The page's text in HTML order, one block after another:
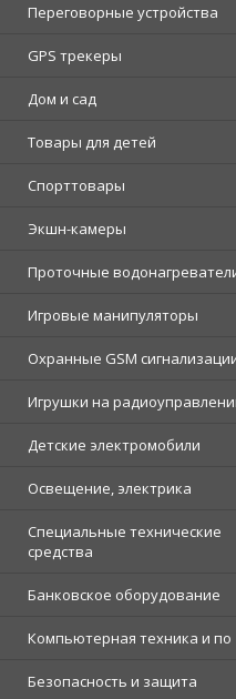
Переговорные устройства
GPS трекеры
Дом и сад
Товары для детей
Спорттовары
Экшн-камеры
Проточные
Игровые манипуляторы
Охранные GSM
Игрушки на
Детские электромобили
Освещение, электрика
Специальные технические
средства
Банковское оборудование
Компьютерная техника и по
Безопасность и защита